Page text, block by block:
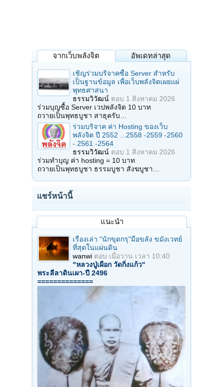
จากเว็บพลังจิต อัพเดทล่าสุด
เชิญร่วมบริจาคซื้อ Server สำหรับ
เป็นฐานข้อมูล เพื่อเว็บพลังจิตเผยแผ่
พุทธศาสนา
ธรรมวิวัฒน์ ตอบ 1 สิงหาคม 2026
ร่วมบุญซื้อ Server เวปพลังจิต 10 บาท
ถวายเป็นพุทธบูชา สาธุครับ…
ร่วมบริจาค ค่า Hosting ของเว็บ
พลังจิต ปี 2552 ...2558 -2559 -2560
- 2561 -2564
ธรรมวิวัฒน์ ตอบ 1 สิงหาคม 2026
ร่วมทำบุญ ค่า hosting = 10 บาท
ถวายเป็นพุทธบูชา ธรรมบูชา สังฆบูชา…
แชร์หน้านี้
แนะนำ
เรื่องเล่า "นักขุดกรุ"มือขลัง ขมังเวทย์
ที่สุดในแผ่นดิน
wanwi ตอบ เมื่อวาน เวลา 10:40
"หลวงปู่เผือก วัดกิ่งแก้ว"
พระลีลาดินเผา-ปี 2496
==============